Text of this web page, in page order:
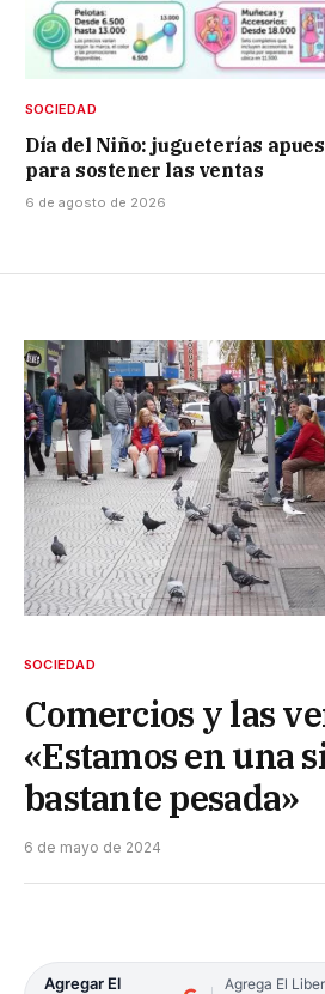
SOCIEDAD
Día del Niño: jugueterías
para sostener las ventas
6 de agosto de 2026
SOCIEDAD
Comercios y las
«Estamos en una
bastante pesada»
6 de mayo de 2024
Agregar El Agrega El